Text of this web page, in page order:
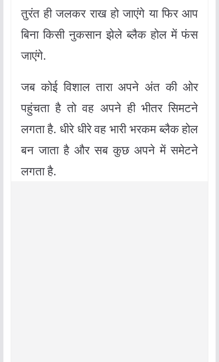
तुरंत ही जलकर राख हो जाएंगे या फिर आप
बिना किसी नुकसान झेले ब्लैक होल में फंस
जाएंगे.
जब कोई विशाल तारा अपने अंत की ओर
पहुंचता है तो वह अपने ही भीतर सिमटने
लगता है. धीरे धीरे वह भारी भरकम ब्लैक होल
बन जाता है और सब कुछ अपने में समेटने
लगता है.